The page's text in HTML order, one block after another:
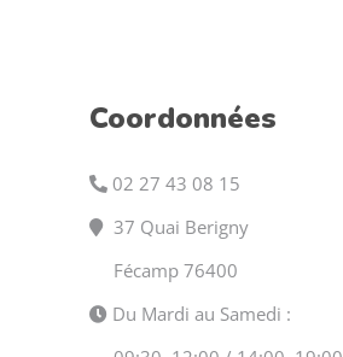
Coordonnées
02 27 43 08 15
37 Quai Berigny
Fécamp 76400
Du Mardi au Samedi :